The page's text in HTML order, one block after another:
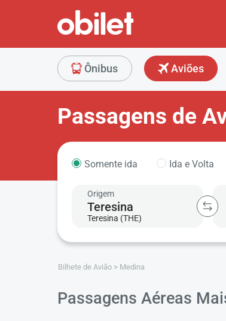
Ônibus Aviões
Passagens de
Somente ida Ida e Volta
Origem
Teresina (THE)
Bilhete de Avião Medina
Passagens Aéreas